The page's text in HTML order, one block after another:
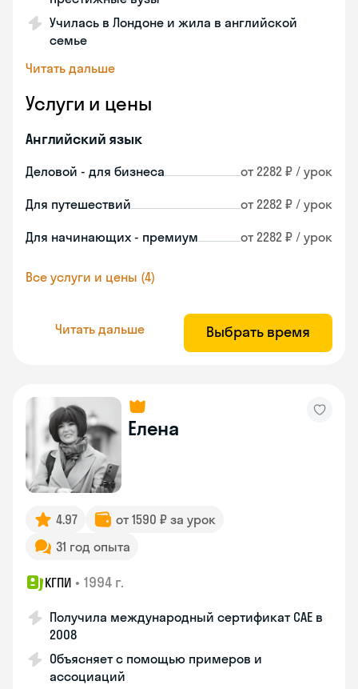
Училась в Лондоне и жила в английской
семье
Читать дальше
Услуги и цены
Английский язык
Деловой - для бизнеса от 2282 ₽ / урок
Для путешествий от 2282 ₽ / урок
Для начинающих - премиум от 2282 ₽ / урок
Все услуги и цены (4)
Читать дальше Выбрать время
Елена
4.97
от 1590 ₽ за урок
31 год опыта
КГПИ • 1994 г.
Получила международный сертификат CAE в
2008
Объясняет с помощью примеров и
ассоциаций